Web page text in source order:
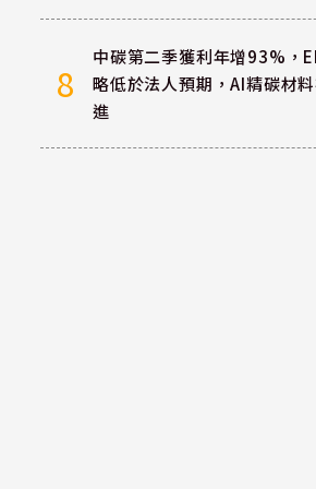
8
中碳第二季獲利年增93%，
略低於法人預期，AI精碳材
進